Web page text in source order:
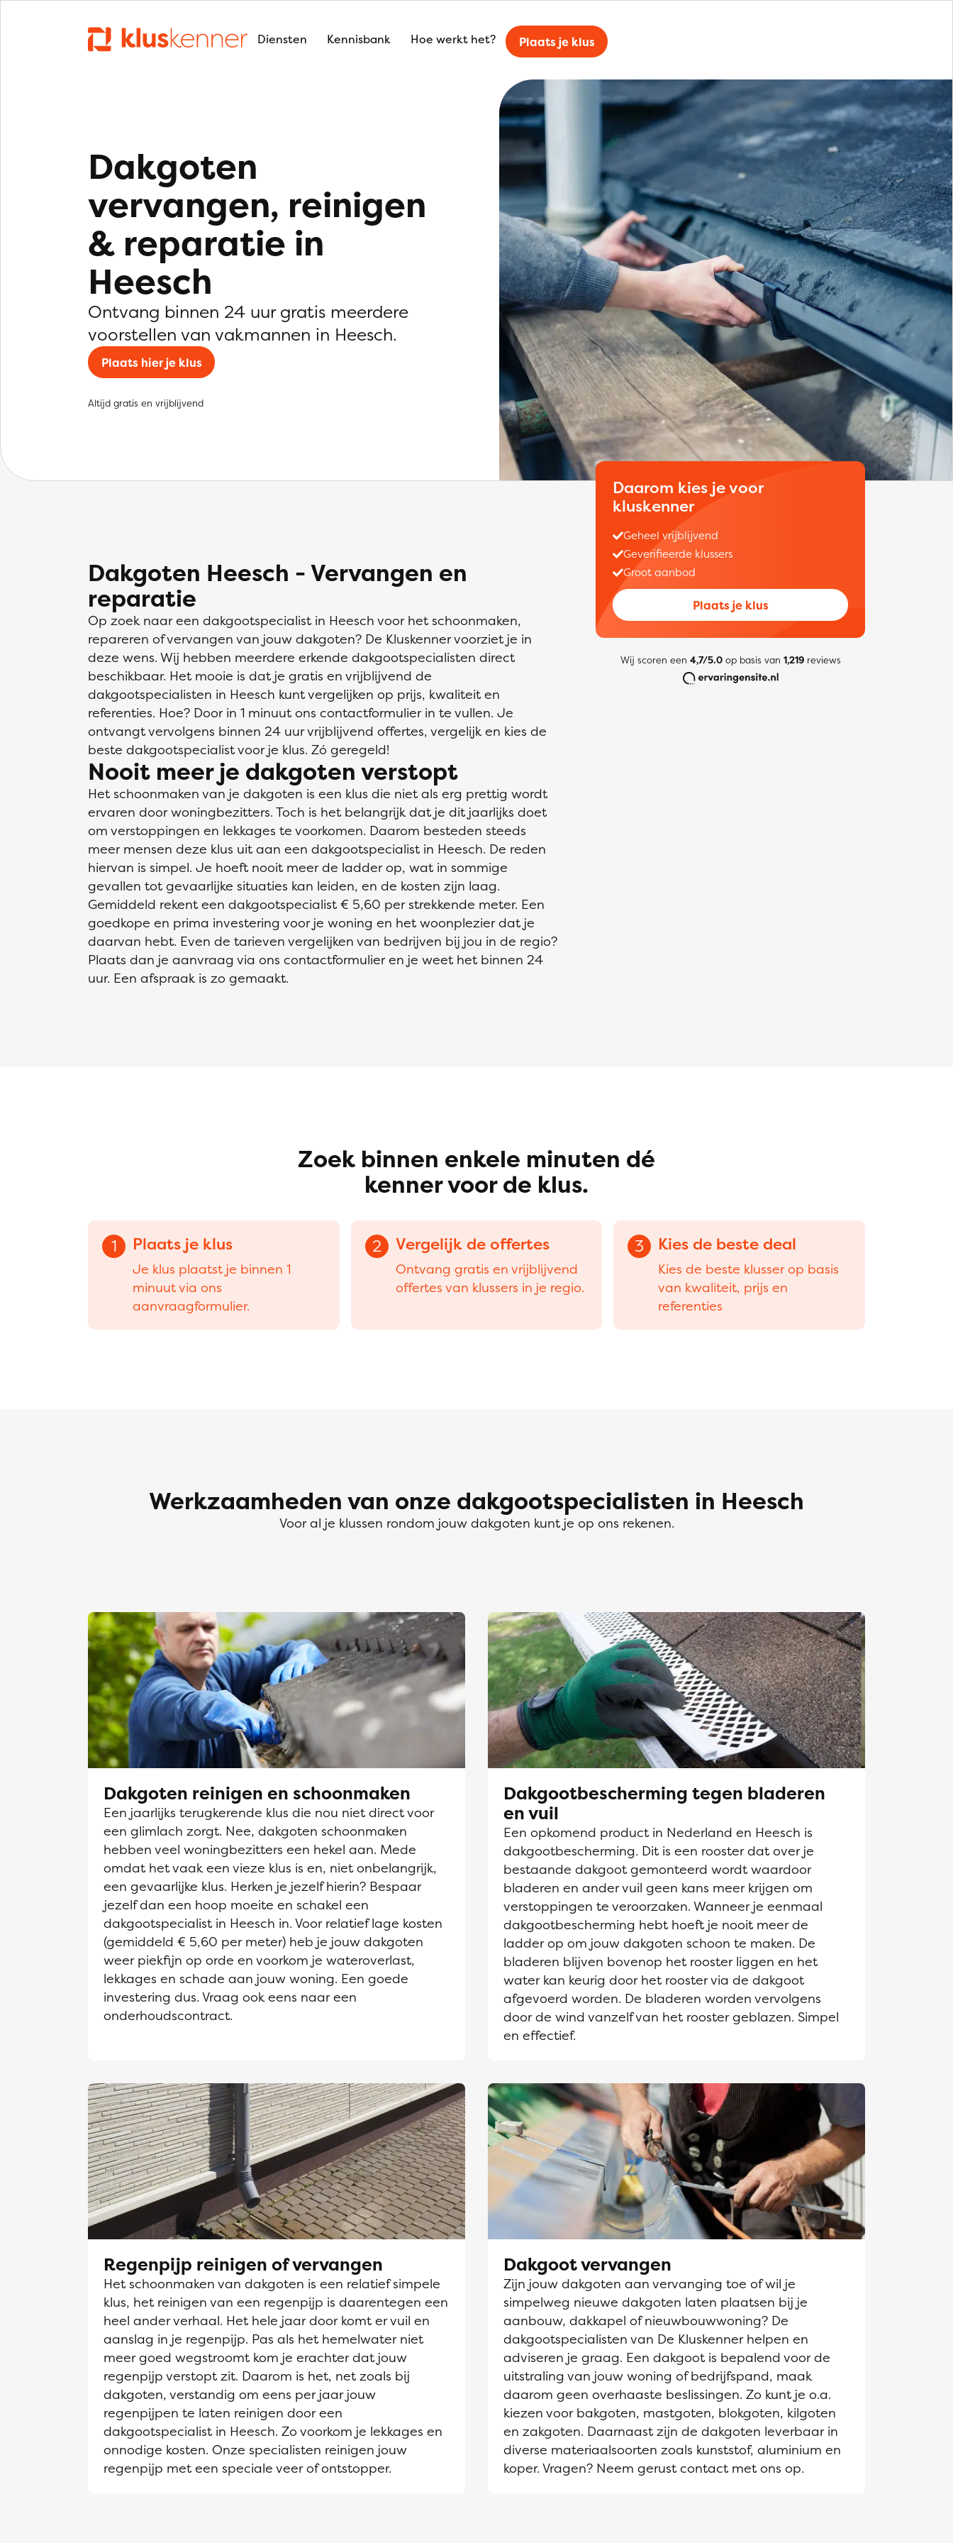
Diensten Kennisbank Hoe werkt het? Plaats je klus
Dakgoten
vervangen, reinigen
& reparatie in
Heesch
Ontvang binnen 24 uur gratis meerdere
voorstellen van vakmannen in Heesch.
Plaats hier je klus
Altijd gratis en vrijblijvend
Dakgoten Heesch - Vervangen en
reparatie
Op zoek naar een dakgootspecialist in Heesch voor het schoonmaken,
repareren of vervangen van jouw dakgoten? De Kluskenner voorziet je in
deze wens. Wij hebben meerdere erkende dakgootspecialisten direct
beschikbaar. Het mooie is dat je gratis en vrijblijvend de
dakgootspecialisten in Heesch kunt vergelijken op prijs, kwaliteit en
referenties. Hoe? Door in 1 minuut ons contactformulier in te vullen. Je
ontvangt vervolgens binnen 24 uur vrijblijvend offertes, vergelijk en kies de
beste dakgootspecialist voor je klus. Zó geregeld!
Nooit meer je dakgoten verstopt
Het schoonmaken van je dakgoten is een klus die niet als erg prettig wordt
ervaren door woningbezitters. Toch is het belangrijk dat je dit jaarlijks doet
om verstoppingen en lekkages te voorkomen. Daarom besteden steeds
meer mensen deze klus uit aan een dakgootspecialist in Heesch. De reden
hiervan is simpel. Je hoeft nooit meer de ladder op, wat in sommige
gevallen tot gevaarlijke situaties kan leiden, en de kosten zijn laag.
Gemiddeld rekent een dakgootspecialist € 5,60 per strekkende meter. Een
goedkope en prima investering voor je woning en het woonplezier dat je
daarvan hebt. Even de tarieven vergelijken van bedrijven bij jou in de regio?
Plaats dan je aanvraag via ons contactformulier en je weet het binnen 24
uur. Een afspraak is zo gemaakt.
Daarom kies je voor
kluskenner
Geheel vrijblijvend
Geverifieerde klussers
Groot aanbod
Plaats je klus
Wij scoren een 4,7/5.0op basis van 1,219reviews
Zoek binnen enkele minuten dé
kenner voor de klus.
1 Plaats je klus
Je klus plaatst je binnen 1
minuut via ons
aanvraagformulier.
2 Vergelijk de offertes
Ontvang gratis en vrijblijvend
offertes van klussers in je regio.
3 Kies de beste deal
Kies de beste klusser op basis
van kwaliteit, prijs en
referenties
Werkzaamheden van onze dakgootspecialisten in Heesch
Voor al je klussen rondom jouw dakgoten kunt je op ons rekenen.
Dakgoten reinigen en schoonmaken
Een jaarlijks terugkerende klus die nou niet direct voor
een glimlach zorgt. Nee, dakgoten schoonmaken
hebben veel woningbezitters een hekel aan. Mede
omdat het vaak een vieze klus is en, niet onbelangrijk,
een gevaarlijke klus. Herken je jezelf hierin? Bespaar
jezelf dan een hoop moeite en schakel een
dakgootspecialist in Heesch in. Voor relatief lage kosten
(gemiddeld € 5,60 per meter) heb je jouw dakgoten
weer piekfijn op orde en voorkom je wateroverlast,
lekkages en schade aan jouw woning. Een goede
investering dus. Vraag ook eens naar een
onderhoudscontract.
Dakgootbescherming tegen bladeren
en vuil
Een opkomend product in Nederland en Heesch is
dakgootbescherming. Dit is een rooster dat over je
bestaande dakgoot gemonteerd wordt waardoor
bladeren en ander vuil geen kans meer krijgen om
verstoppingen te veroorzaken. Wanneer je eenmaal
dakgootbescherming hebt hoeft je nooit meer de
ladder op om jouw dakgoten schoon te maken. De
bladeren blijven bovenop het rooster liggen en het
water kan keurig door het rooster via de dakgoot
afgevoerd worden. De bladeren worden vervolgens
door de wind vanzelf van het rooster geblazen. Simpel
en effectief.
Regenpijp reinigen of vervangen
Het schoonmaken van dakgoten is een relatief simpele
klus, het reinigen van een regenpijp is daarentegen een
heel ander verhaal. Het hele jaar door komt er vuil en
aanslag in je regenpijp. Pas als het hemelwater niet
meer goed wegstroomt kom je erachter dat jouw
regenpijp verstopt zit. Daarom is het, net zoals bij
dakgoten, verstandig om eens per jaar jouw
regenpijpen te laten reinigen door een
dakgootspecialist in Heesch. Zo voorkom je lekkages en
onnodige kosten. Onze specialisten reinigen jouw
regenpijp met een speciale veer of ontstopper.
Dakgoot vervangen
Zijn jouw dakgoten aan vervanging toe of wil je
simpelweg nieuwe dakgoten laten plaatsen bij je
aanbouw, dakkapel of nieuwbouwwoning? De
dakgootspecialisten van De Kluskenner helpen en
adviseren je graag. Een dakgoot is bepalend voor de
uitstraling van jouw woning of bedrijfspand, maak
daarom geen overhaaste beslissingen. Zo kunt je o.a.
kiezen voor bakgoten, mastgoten, blokgoten, kilgoten
en zakgoten. Daarnaast zijn de dakgoten leverbaar in
diverse materiaalsoorten zoals kunststof, aluminium en
koper. Vragen? Neem gerust contact met ons op.